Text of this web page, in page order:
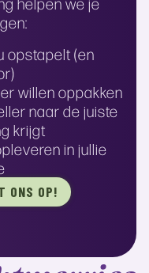
opstapelt (en
willen oppakken
naar de juiste
krijgt
in jullie
ONS OP!